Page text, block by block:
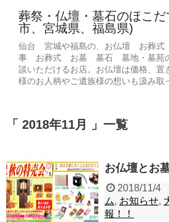
葬祭・仏壇・墓石のほこ
市、宮城県、福島県)
仙台 宮城や福島の、お仏壇 お葬
事 お葬式 お墓 墓石 墓地・墓苑の
談いただけるお店。お仏壇は価格、置
様のお人柄やご遺族様の想いも汲み取
2018年11月 一覧
お仏壇とお
2018/11/4
ム, お知らせ,
報！！